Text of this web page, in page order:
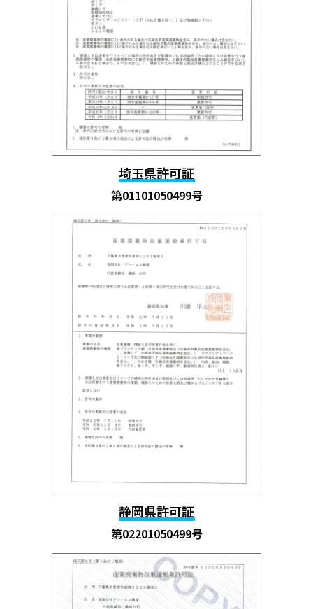
埼玉県許可証
第01101050499号
静岡県許可証
第02201050499号